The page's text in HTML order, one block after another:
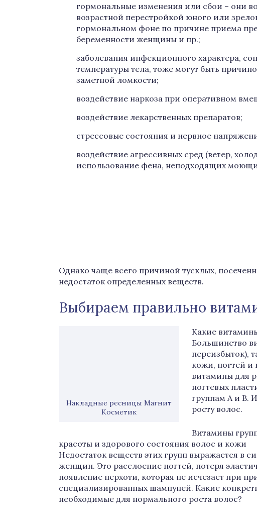
гормональные изменения или сбои – они
возрастной перестройкой юного или
гормональном фоне по причине приема
беременности женщины и пр.;
заболевания инфекционного характера,
температуры тела, тоже могут быть
заметной ломкости;
воздействие наркоза при оперативном
воздействие лекарственных препаратов;
стрессовые состояния и нервное
воздействие агрессивных сред (ветер,
использование фена, неподходящих
Однако чаще всего причиной тусклых,
недостаток определенных веществ.
Выбираем правильно
Накладные ресницы Магнит
Косметик
Какие
Большинство
переизбыток),
кожи, ногтей и
витамины для
ногтевых
группам А и В.
росту волос.
Витамины
красоты и здорового состояния волос и кожи
Недостаток веществ этих групп выражается в
женщин. Это расслоение ногтей, потеря
появление перхоти, которая не исчезает при
специализированных шампуней. Какие
необходимые для нормального роста волос?